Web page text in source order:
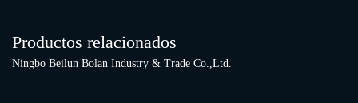
Productos relacionados
Ningbo Beilun Bolan Industry & Trade Co.,Ltd.